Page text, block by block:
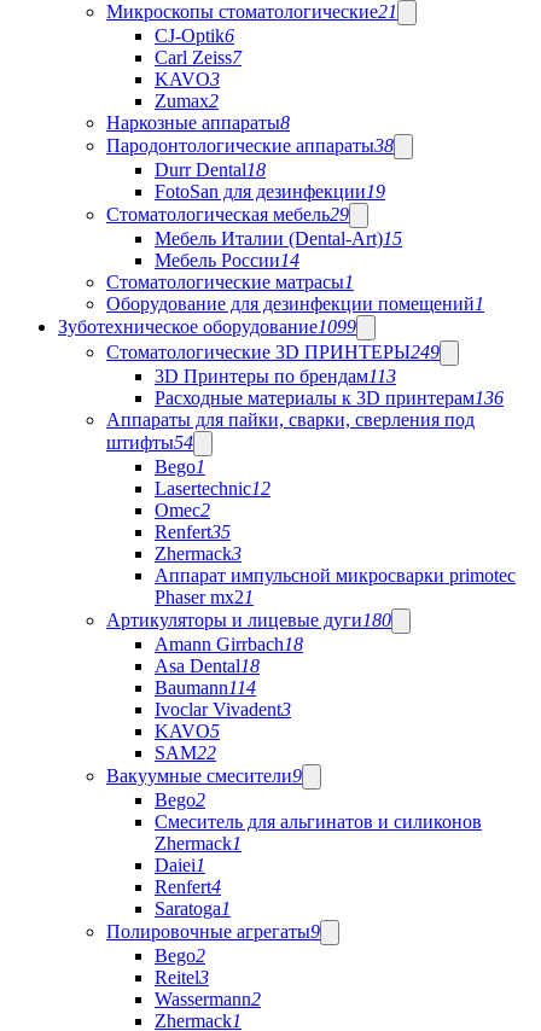
Микроскопы стоматологические21
CJ-Optik6
Carl Zeiss7
KAVO3
Zumax2
Наркозные аппараты8
Пародонтологические аппараты38
Durr Dental18
FotoSan для дезинфекции19
Стоматологическая мебель29
Мебель Италии (Dental-Art)15
Мебель России14
Стоматологические матрасы1
Оборудование для дезинфекции помещений1
Зуботехническое оборудование1099
Стоматологические 3D ПРИНТЕРЫ249
3D Принтеры по брендам113
Расходные материалы к 3D принтерам136
Аппараты для пайки, сварки, сверления под
штифты54
Bego1
Lasertechnic12
Omec2
Renfert35
Zhermack3
Аппарат импульсной микросварки primotec
Phaser mx21
Артикуляторы и лицевые дуги180
Amann Girrbach18
Asa Dental18
Baumann114
Ivoclar Vivadent3
KAVO5
SAM22
Вакуумные смесители9
Bego2
Cмеситель для альгинатов и силиконов
Zhermack1
Daiei1
Renfert4
Saratoga1
Полировочные агрегаты9
Bego2
Reitel3
Wassermann2
Zhermack1